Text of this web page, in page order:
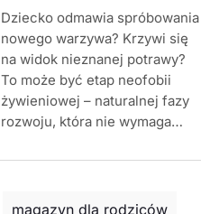
Dziecko odmawia spróbowania
nowego warzywa? Krzywi się
na widok nieznanej potrawy?
To może być etap neofobii
żywieniowej – naturalnej fazy
rozwoju, która nie wymaga…
magazyn dla rodziców